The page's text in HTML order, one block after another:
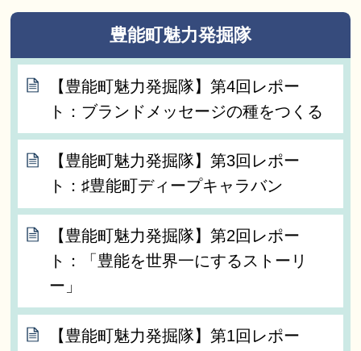
豊能町魅力発掘隊
【豊能町魅力発掘隊】第4回レポー
ト：ブランドメッセージの種をつくる
【豊能町魅力発掘隊】第3回レポー
ト：♯豊能町ディープキャラバン
【豊能町魅力発掘隊】第2回レポー
ト：「豊能を世界一にするストーリ
ー」
【豊能町魅力発掘隊】第1回レポー